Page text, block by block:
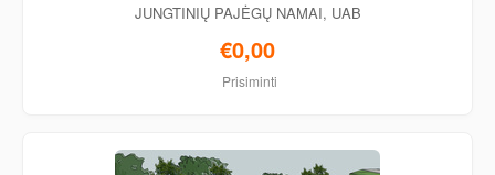
JUNGTINIŲ PAJĖGŲ NAMAI, UAB
€0,00
Prisiminti